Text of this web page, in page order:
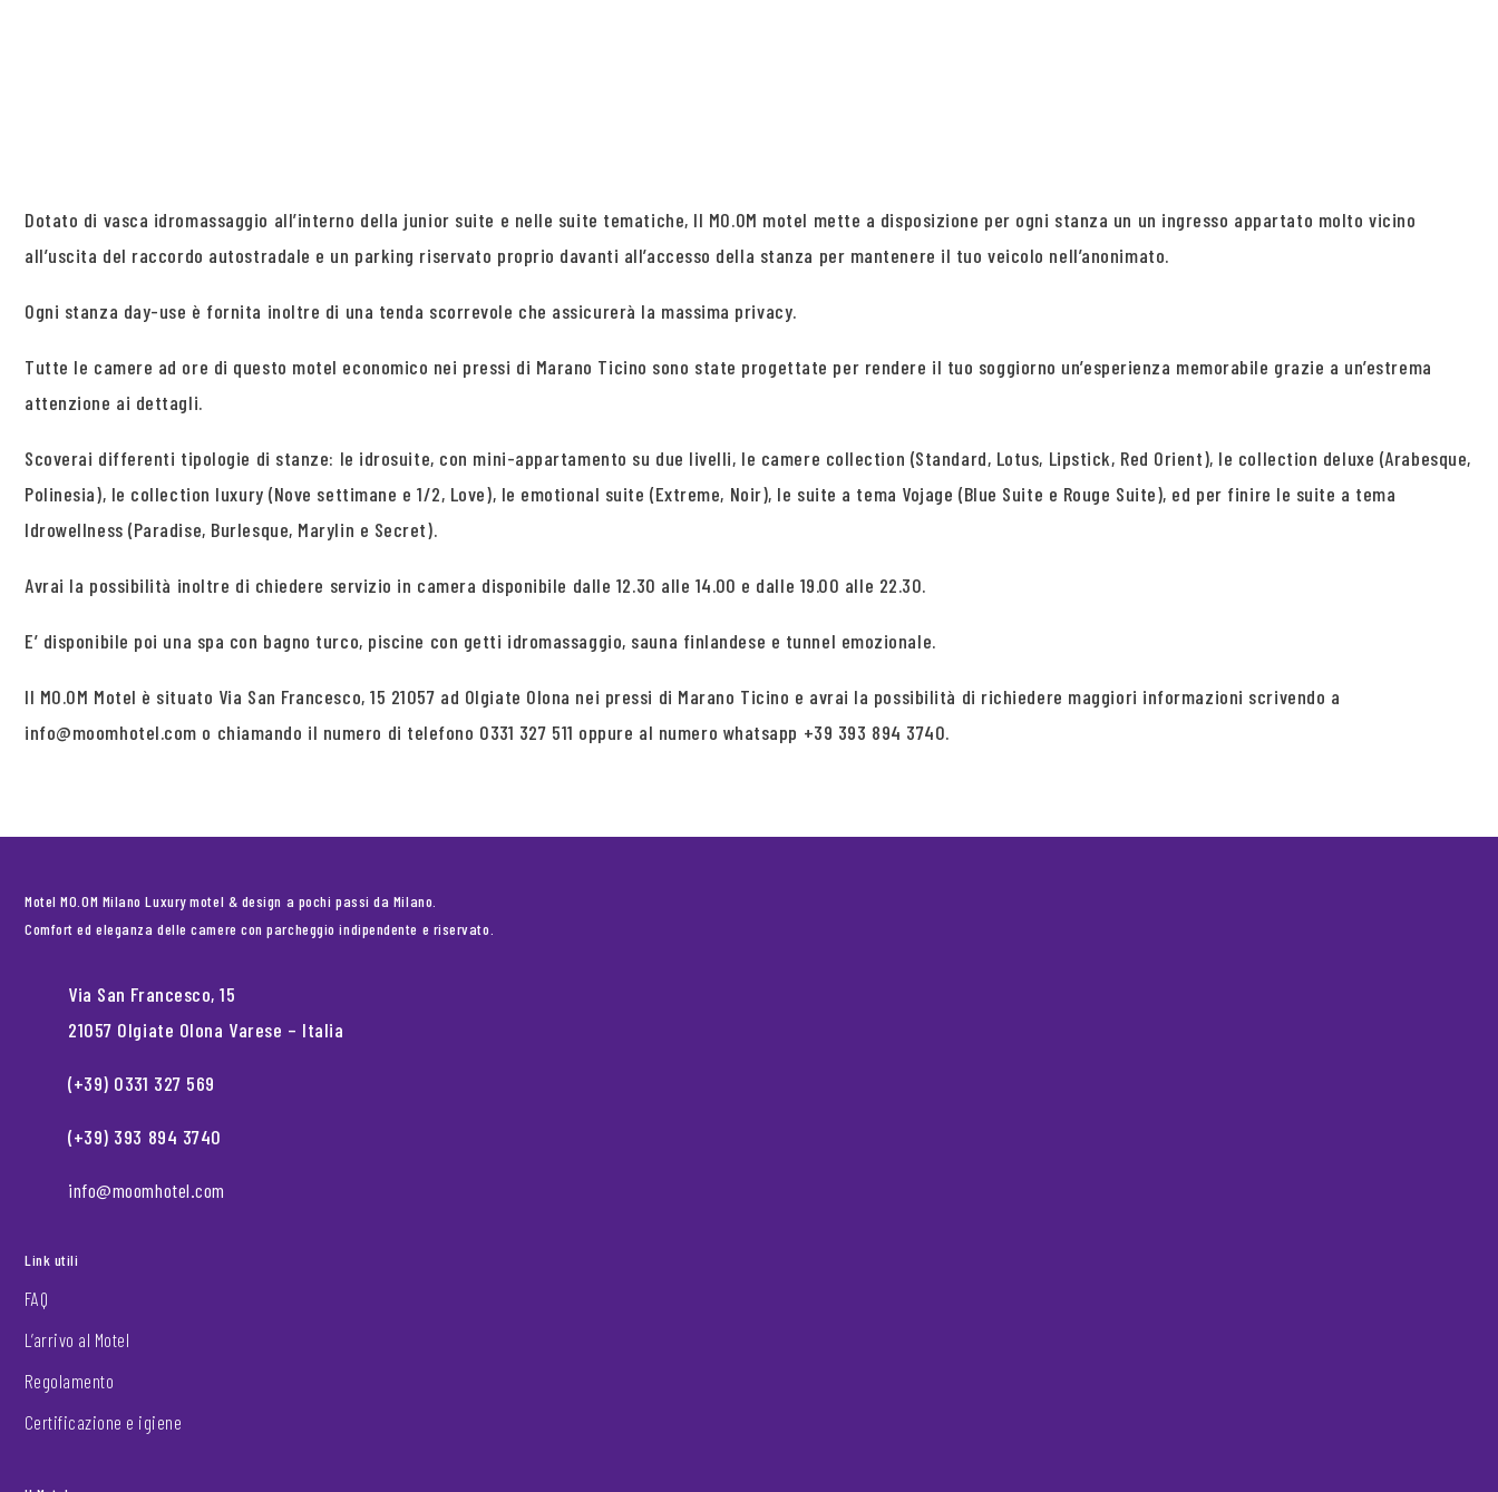
Dotato di vasca idromassaggio all’interno della junior suite e nelle suite tematiche, Il MO.OM motel mette a disposizione per ogni stanza un un ingresso appartato molto vicino
all’uscita del raccordo autostradale e un parking riservato proprio davanti all’accesso della stanza per mantenere il tuo veicolo nell’anonimato.
Ogni stanza day-use è fornita inoltre di una tenda scorrevole che assicurerà la massima privacy.
Tutte le camere ad ore di questo motel economico nei pressi di Marano Ticino sono state progettate per rendere il tuo soggiorno un’esperienza memorabile grazie a un’estrema
attenzione ai dettagli.
Scoverai differenti tipologie di stanze: le idrosuite, con mini-appartamento su due livelli, le camere collection (Standard, Lotus, Lipstick, Red Orient), le collection deluxe (Arabesque,
Polinesia), le collection luxury (Nove settimane e 1/2, Love), le emotional suite (Extreme, Noir), le suite a tema Vojage (Blue Suite e Rouge Suite), ed per finire le suite a tema
Idrowellness (Paradise, Burlesque, Marylin e Secret).
Avrai la possibilità inoltre di chiedere servizio in camera disponibile dalle 12.30 alle 14.00 e dalle 19.00 alle 22.30.
E’ disponibile poi una spa con bagno turco, piscine con getti idromassaggio, sauna finlandese e tunnel emozionale.
Il MO.OM Motel è situato Via San Francesco, 15 21057 ad Olgiate Olona nei pressi di Marano Ticino e avrai la possibilità di richiedere maggiori informazioni scrivendo a
info@moomhotel.com o chiamando il numero di telefono 0331 327 511 oppure al numero whatsapp +39 393 894 3740.
Motel MO.OM Milano Luxury motel & design a pochi passi da Milano.
Comfort ed eleganza delle camere con parcheggio indipendente e riservato.
Via San Francesco, 15
21057 Olgiate Olona Varese – Italia
(+39) 0331 327 569
(+39) 393 894 3740
info@moomhotel.com
Link utili
FAQ
L’arrivo al Motel
Regolamento
Certificazione e igiene